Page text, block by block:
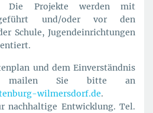
Die Projekte werden mit
und/oder vor den
Schule, Jugendeinrichtungen
und dem Einverständnis
mailen Sie bitte an
wilmersdorf.de.
nachhaltige Entwicklung. Tel.